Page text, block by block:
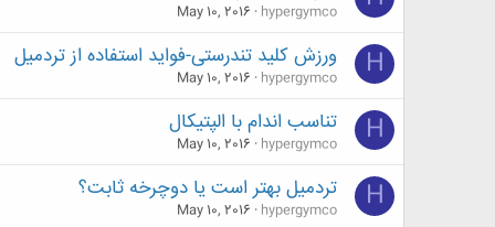
hypergymco
May 10, 2016
H ورزش کلید تندرستی-فواید استفاده از تردمیل
hypergymco
May 10, 2016
H تناسب اندام با الپتیکال
hypergymco
May 10, 2016
H تردمیل بهتر است یا دوچرخه ثابت؟
hypergymco
May 10, 2016